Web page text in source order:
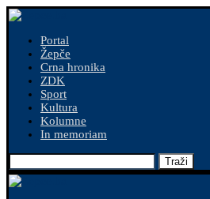
Portal
Žepče
Crna hronika
ZDK
Sport
Kultura
Kolumne
In memoriam
Traži